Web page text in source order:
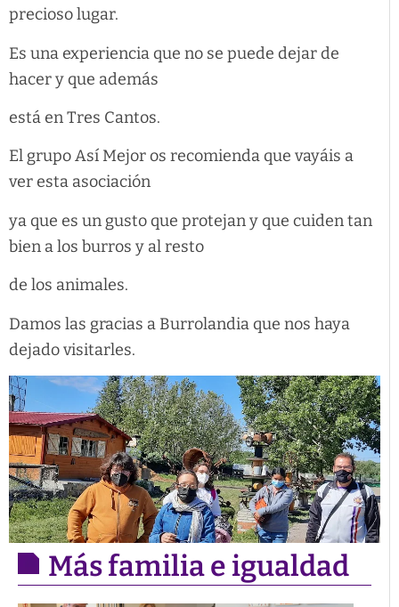
precioso lugar.
Es una experiencia que no se puede dejar de
hacer y que además
está en Tres Cantos.
El grupo Así Mejor os recomienda que vayáis a
ver esta asociación
ya que es un gusto que protejan y que cuiden tan
bien a los burros y al resto
de los animales.
Damos las gracias a Burrolandia que nos haya
dejado visitarles.
Más familia e igualdad